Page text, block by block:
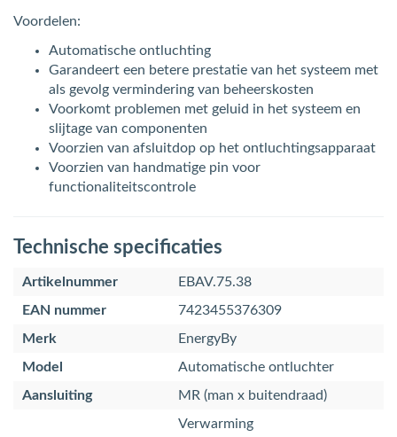
Voordelen:
Automatische ontluchting
Garandeert een betere prestatie van het systeem met
als gevolg vermindering van beheerskosten
Voorkomt problemen met geluid in het systeem en
slijtage van componenten
Voorzien van afsluitdop op het ontluchtingsapparaat
Voorzien van handmatige pin voor
functionaliteitscontrole
Technische specificaties
Artikelnummer
EBAV.75.38
EAN nummer
7423455376309
Merk
EnergyBy
Model
Automatische ontluchter
Aansluiting
MR (man x buitendraad)
Verwarming